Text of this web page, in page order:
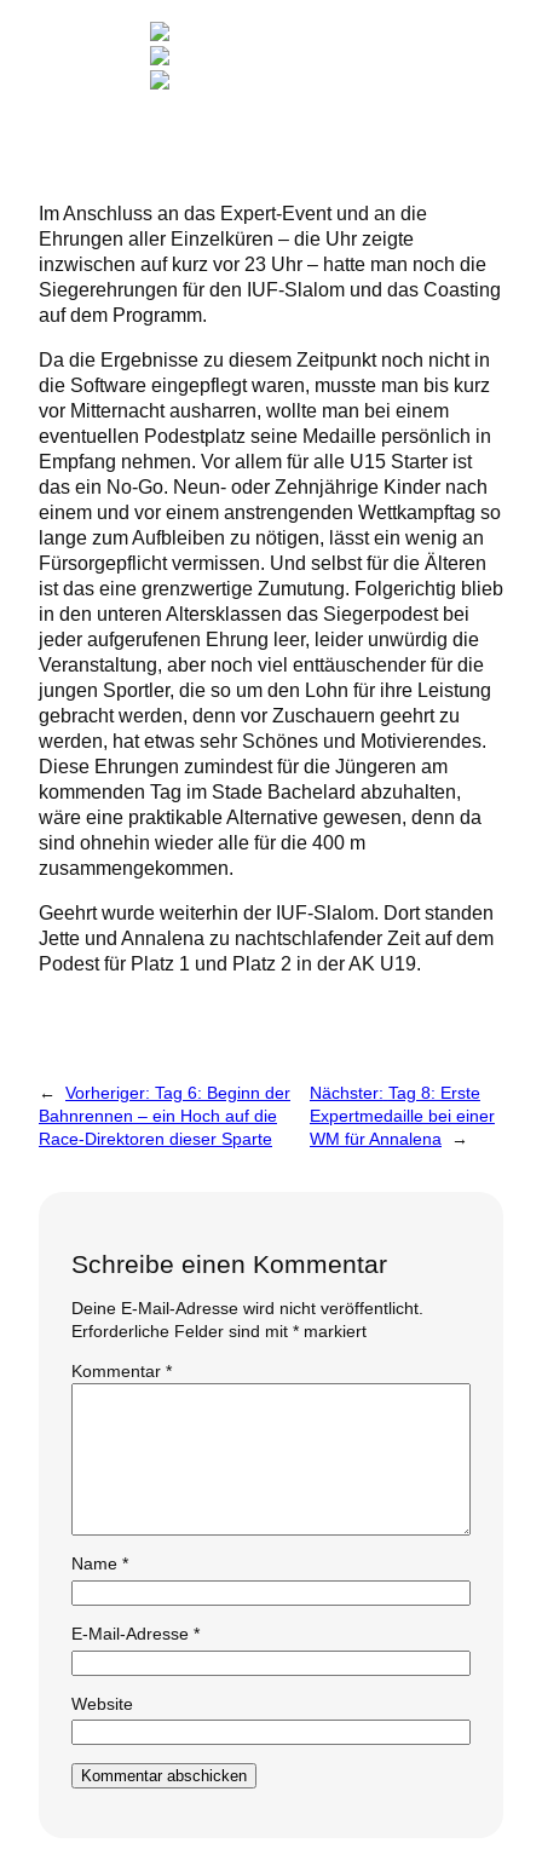
Im Anschluss an das Expert-Event und an die
Ehrungen aller Einzelküren – die Uhr zeigte
inzwischen auf kurz vor 23 Uhr – hatte man noch die
Siegerehrungen für den IUF-Slalom und das Coasting
auf dem Programm.
Da die Ergebnisse zu diesem Zeitpunkt noch nicht in
die Software eingepflegt waren, musste man bis kurz
vor Mitternacht ausharren, wollte man bei einem
eventuellen Podestplatz seine Medaille persönlich in
Empfang nehmen. Vor allem für alle U15 Starter ist
das ein No-Go. Neun- oder Zehnjährige Kinder nach
einem und vor einem anstrengenden Wettkampftag so
lange zum Aufbleiben zu nötigen, lässt ein wenig an
Fürsorgepflicht vermissen. Und selbst für die Älteren
ist das eine grenzwertige Zumutung. Folgerichtig blieb
in den unteren Altersklassen das Siegerpodest bei
jeder aufgerufenen Ehrung leer, leider unwürdig die
Veranstaltung, aber noch viel enttäuschender für die
jungen Sportler, die so um den Lohn für ihre Leistung
gebracht werden, denn vor Zuschauern geehrt zu
werden, hat etwas sehr Schönes und Motivierendes.
Diese Ehrungen zumindest für die Jüngeren am
kommenden Tag im Stade Bachelard abzuhalten,
wäre eine praktikable Alternative gewesen, denn da
sind ohnehin wieder alle für die 400 m
zusammengekommen.
Geehrt wurde weiterhin der IUF-Slalom. Dort standen
Jette und Annalena zu nachtschlafender Zeit auf dem
Podest für Platz 1 und Platz 2 in der AK U19.
← Vorheriger: Tag 6: Beginn der
Bahnrennen – ein Hoch auf die
Race-Direktoren dieser Sparte
Nächster: Tag 8: Erste
Expertmedaille bei einer
WM für Annalena
→
Schreibe einen Kommentar
Deine E-Mail-Adresse wird nicht veröffentlicht.
Erforderliche Felder sind mit *markiert
Kommentar *
Name *
E-Mail-Adresse *
Website